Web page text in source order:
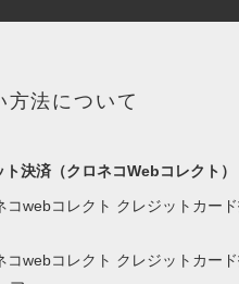
方法について
ト決済（クロネコWebコレクト）